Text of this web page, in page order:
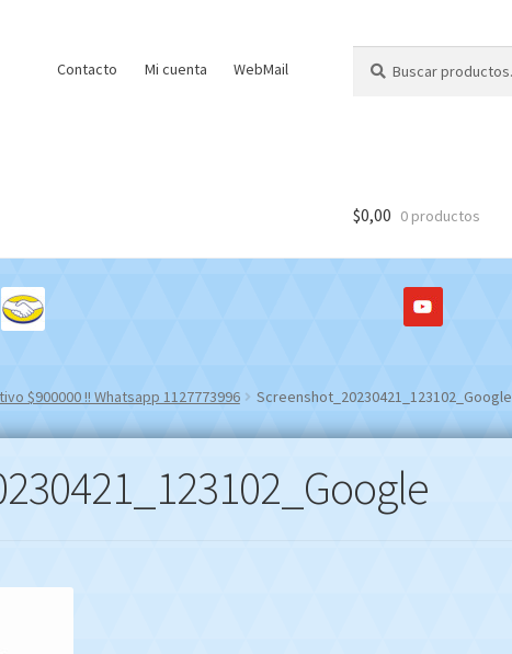
Contacto Mi cuenta WebMail
por:
$0,00 0 productos
$900000 !! Whatsapp 1127773996 Screenshot_20230421_123102_Google